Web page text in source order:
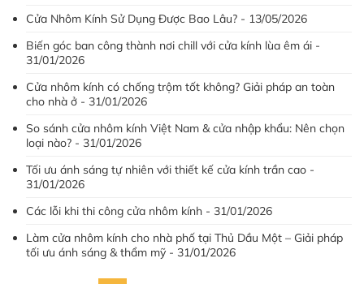
Cửa Nhôm Kính Sử Dụng Được Bao Lâu? - 13/05/2026
Biến góc ban công thành nơi chill với cửa kính lùa êm ái -
31/01/2026
Cửa nhôm kính có chống trộm tốt không? Giải pháp an toàn
cho nhà ở - 31/01/2026
So sánh cửa nhôm kính Việt Nam & cửa nhập khẩu: Nên chọn
loại nào? - 31/01/2026
Tối ưu ánh sáng tự nhiên với thiết kế cửa kính trần cao -
31/01/2026
Các lỗi khi thi công cửa nhôm kính - 31/01/2026
Làm cửa nhôm kính cho nhà phố tại Thủ Dầu Một – Giải pháp
tối ưu ánh sáng & thẩm mỹ - 31/01/2026